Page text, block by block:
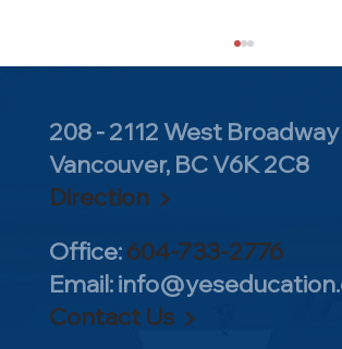
8月1日美本Common App开放！
版！AI风控与活动重构，该如何
208 - 2112 West Broadway
Vancouver, BC V6K 2C8
Direction ▶
Office:604-733-2776
Email:
Contact Us ▶